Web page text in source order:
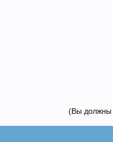
(Вы должны